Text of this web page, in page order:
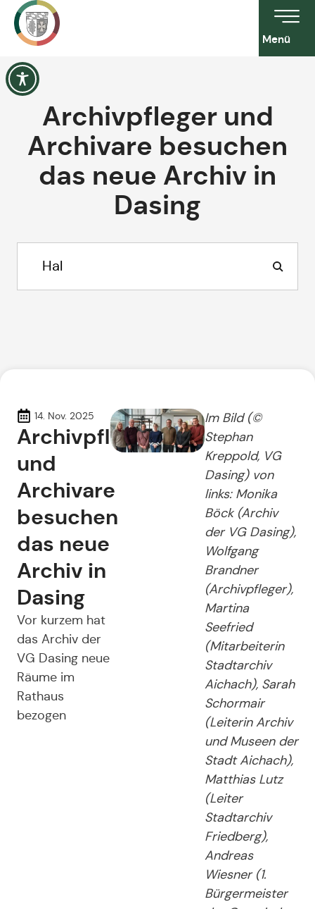
Menü
Archivpfleger und
Archivare besuchen
das neue Archiv in
Dasing
14. Nov. 2025
Archivpfleger
und
Archivare
besuchen
das neue
Archiv in
Dasing
Vor kurzem hat
das Archiv der
VG Dasing neue
Räume im
Rathaus
bezogen
Im Bild (©
Stephan
Kreppold, VG
Dasing) von
links: Monika
Böck (Archiv
der VG Dasing),
Wolfgang
Brandner
(Archivpfleger),
Martina
Seefried
(Mitarbeiterin
Stadtarchiv
Aichach), Sarah
Schormair
(Leiterin Archiv
und Museen der
Stadt Aichach),
Matthias Lutz
(Leiter
Stadtarchiv
Friedberg),
Andreas
Wiesner (1.
Bürgermeister